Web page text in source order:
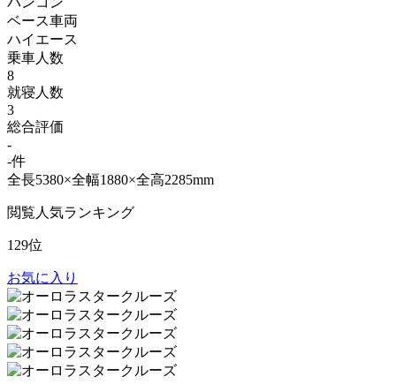
ベース車両
ハイエース
乗車人数
8
就寝人数
3
総合評価
-
-件
全長5380×全幅1880×全高2285mm
閲覧人気ランキング
129位
お気に入り